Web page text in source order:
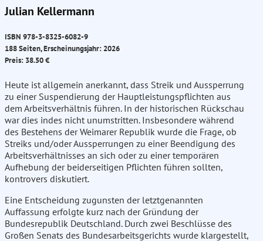
Julian Kellermann
ISBN 978-3-8325-6082-9
188 Seiten, Erscheinungsjahr: 2026
Preis: 38.50 €
Heute ist allgemein anerkannt, dass Streik und Aussperrung
zu einer Suspendierung der Hauptleistungspflichten aus
dem Arbeitsverhältnis führen. In der historischen Rückschau
war dies indes nicht unumstritten. Insbesondere während
des Bestehens der Weimarer Republik wurde die Frage, ob
Streiks und/oder Aussperrungen zu einer Beendigung des
Arbeitsverhältnisses an sich oder zu einer temporären
Aufhebung der beiderseitigen Pflichten führen sollten,
kontrovers diskutiert.
Eine Entscheidung zugunsten der letztgenannten
Auffassung erfolgte kurz nach der Gründung der
Bundesrepublik Deutschland. Durch zwei Beschlüsse des
Großen Senats des Bundesarbeitsgerichts wurde klargestellt,